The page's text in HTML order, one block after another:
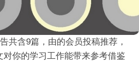
共含9篇，由的会员投稿推荐，
对你的学习工作能带来参考借鉴